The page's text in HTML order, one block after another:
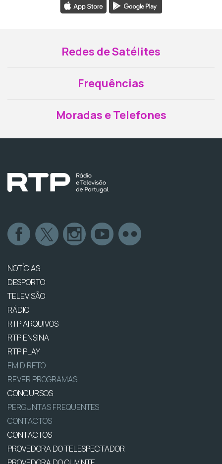
Redes de Satélites
Frequências
Moradas e Telefones
NOTÍCIAS
DESPORTO
TELEVISÃO
RÁDIO
RTP ARQUIVOS
RTP ENSINA
RTP PLAY
EM DIRETO
REVER PROGRAMAS
CONCURSOS
PERGUNTAS FREQUENTES
CONTACTOS
CONTACTOS
PROVEDORA DO TELESPECTADOR